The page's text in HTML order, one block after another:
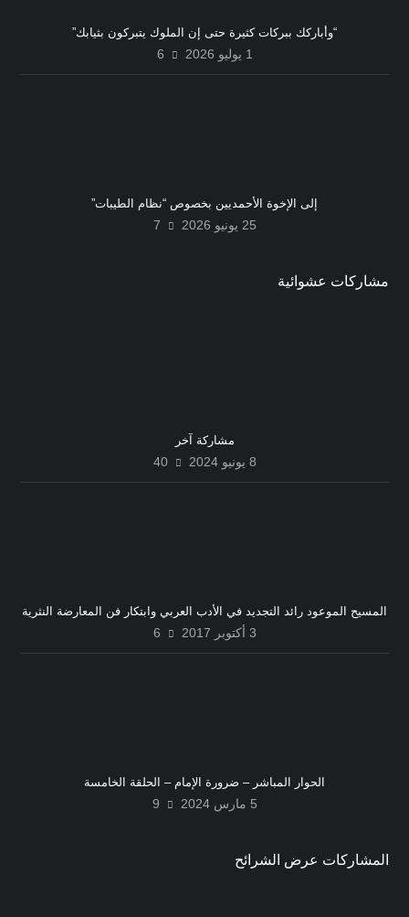
“وأباركك ببركات كثيرة حتى إن الملوك يتبركون بثيابك”
1 يوليو 2026 6
إلى الإخوة الأحمديين بخصوص “نظام الطيبات”
25 يونيو 2026 7
مشاركات عشوائية
مشاركة آخر
8 يونيو 2024 40
المسيح الموعود رائد التجديد في الأدب العربي وابتكار فن المعارضة النثرية
3 أكتوبر 2017 6
الحوار المباشر – ضرورة الإمام – الحلقة الخامسة
5 مارس 2024 9
المشاركات عرض الشرائح